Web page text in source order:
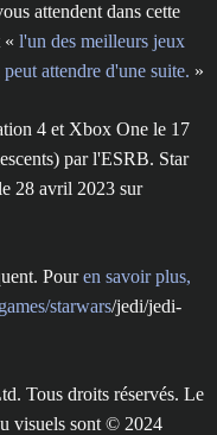
attendent dans cette
« l'un des meilleurs jeux
attendre d'une suite. »
4 et Xbox One le 17
par l'ESRB. Star
28 avril 2023 sur
Pouren savoir plus,
starwars/jedi/jedi-
Tous droits réservés. Le
visuels sont © 2024